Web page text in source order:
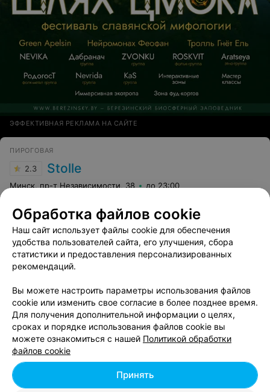
ЭФФЕКТИВНАЯ РЕКЛАМА НА САЙТЕ
ПИРОГОВАЯ
2.3 Stolle
Минск, пр-т Независимости, 38 до 23:00
Отзыв. Это любимое место моего сына. Всегда
приветливый,внимательный персонал.В особенности
смена где работает парень который разговаривает по-
белоруски ,что очень редко встретишь и
замечательная светленькая девушка .Нам очень
нравится приходить сюда,побольше бы такого
замечательного персонала.
Отзывы Все адреса
Добавить компанию
Добавить специалиста
Обработка файлов cookie
Наш сайт использует файлы cookie для обеспечения
удобства пользователей сайта, его улучшения, сбора
статистики и предоставления персонализированных
рекомендаций.
Вы можете настроить параметры использования файлов
cookie или изменить свое согласие в более позднее время.
Для получения дополнительной информации о целях,
сроках и порядке использования файлов cookie вы
можете ознакомиться с нашей Политикой обработки
файлов cookie
Принять